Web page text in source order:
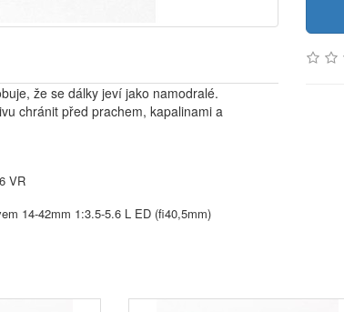
že se dálky jeví jako namodralé.
chránit před prachem, kapalinami a
VR
14-42mm 1:3.5-5.6 L ED (fi40,5mm)